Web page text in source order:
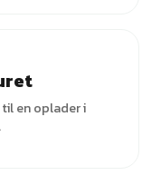
en oplader i